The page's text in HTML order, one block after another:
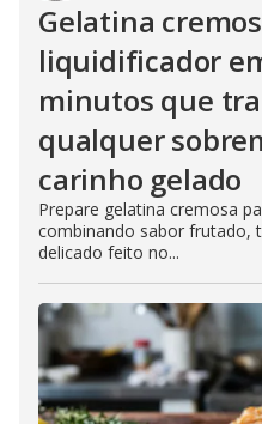
Gelatina
liquidificador
minutos que
qualquer
carinho gelado
Prepare gelatina cremosa
combinando sabor frutado,
delicado feito no...